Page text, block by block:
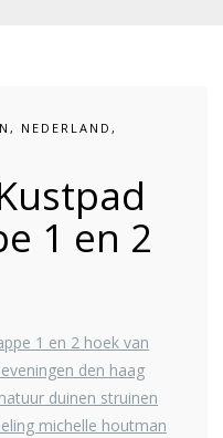
, NEDERLAND ,
1 en 2